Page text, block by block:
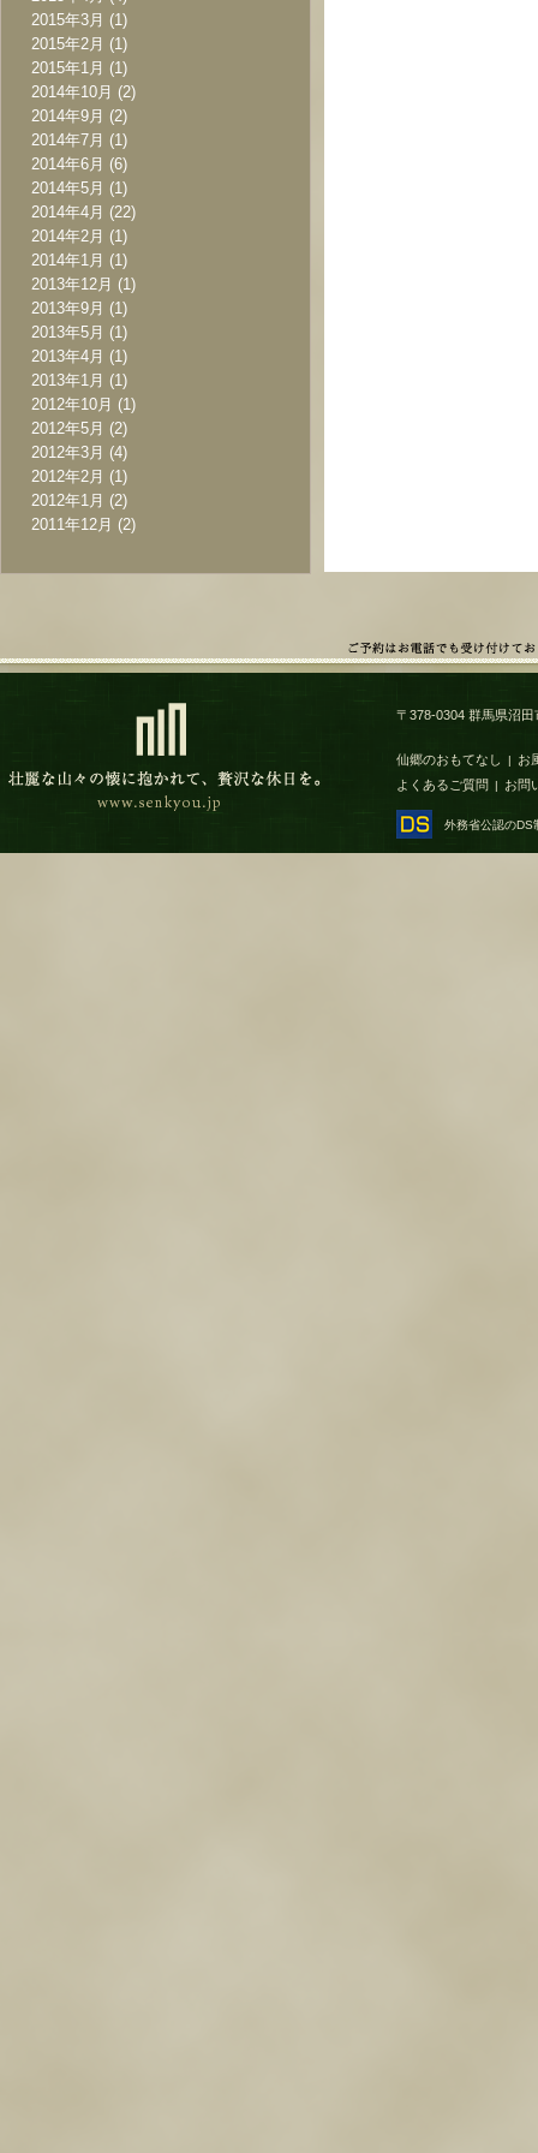
2015年3月 (1)
2015年2月 (1)
2015年1月 (1)
2014年10月 (2)
2014年9月 (2)
2014年7月 (1)
2014年6月 (6)
2014年5月 (1)
2014年4月 (22)
2014年2月 (1)
2014年1月 (1)
2013年12月 (1)
2013年9月 (1)
2013年5月 (1)
2013年4月 (1)
2013年1月 (1)
2012年10月 (1)
2012年5月 (2)
2012年3月 (4)
2012年2月 (1)
2012年1月 (2)
2011年12月 (2)
〒378-0304 群馬県沼
仙郷のおもてなし |
お
よくあるご質問 | お問
外務省公認のDS